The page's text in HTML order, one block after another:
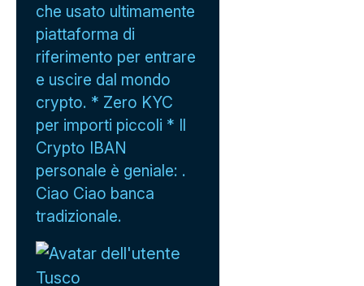
che usato ultimamente
piattaforma di
riferimento per entrare
e uscire dal mondo
crypto. * Zero KYC
per importi piccoli * Il
Crypto IBAN
personale è geniale: .
Ciao Ciao banca
tradizionale.
Tusco